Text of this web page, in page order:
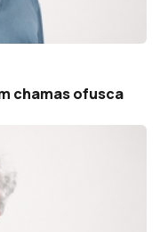
chamas ofusca